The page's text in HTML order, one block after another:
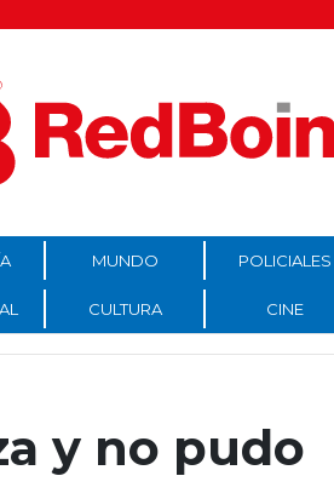
MUNDO POLICIALES
CULTURA CINE
y no pudo